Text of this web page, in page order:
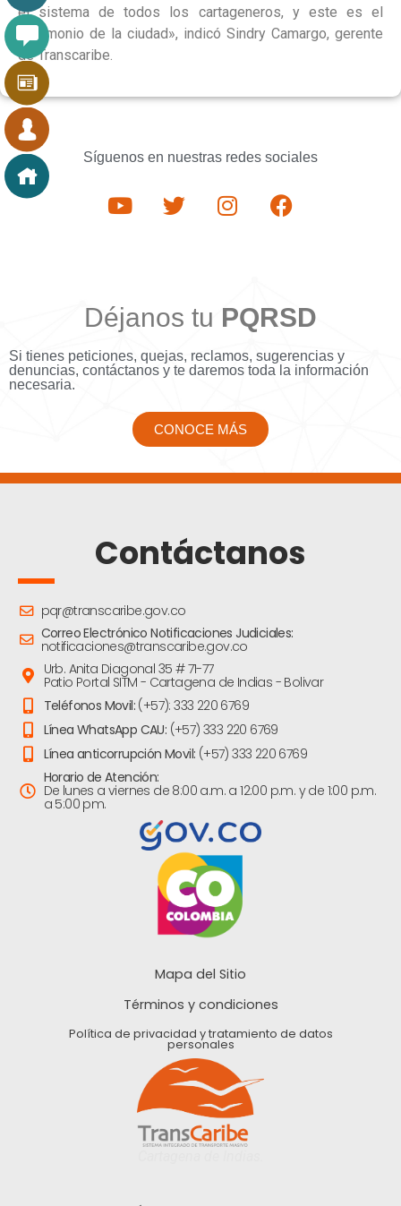
el sistema de todos los cartageneros, y este es el
patrimonio de la ciudad», indicó Sindry Camargo, gerente
de Transcaribe.
Síguenos en nuestras redes sociales
Déjanos tu PQRSD
Si tienes peticiones, quejas, reclamos, sugerencias y
denuncias, contáctanos y te daremos toda la información
necesaria.
CONOCE MÁS
Contáctanos
pqr@transcaribe.gov.co
Correo Electrónico Notificaciones Judiciales:
notificaciones@transcaribe.gov.co
Urb. Anita Diagonal 35 # 71-77
Patio Portal SITM - Cartagena de Indias - Bolivar
Teléfonos Movil: (+57): 333 220 6769
Línea WhatsApp CAU: (+57) 333 220 6769
Línea anticorrupción Movil: (+57) 333 220 6769
Horario de Atención:
De lunes a viernes de 8:00 a.m. a 12:00 p.m. y de 1:00 p.m.
a 5:00 pm.
Mapa del Sitio
Términos y condiciones
Política de privacidad y tratamiento de datos
personales